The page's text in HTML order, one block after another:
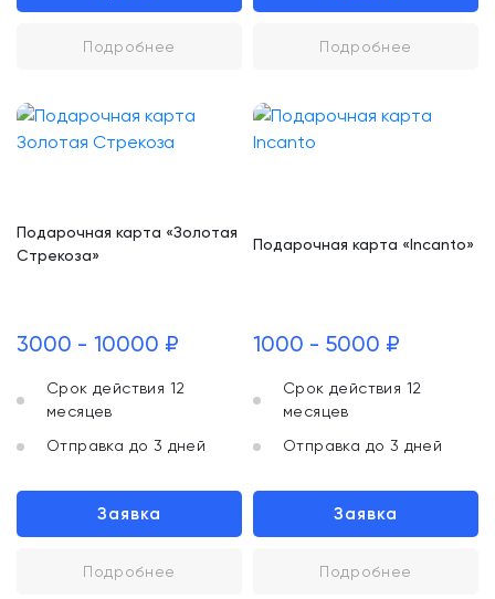
Подробнее Подробнее
Подарочная карта «Золотая
Стрекоза»
3000 - 10000 ₽
Срок действия 12
месяцев
Отправка до 3 дней
Заявка
Подробнее
Подарочная карта «Incanto»
1000 - 5000 ₽
Срок действия 12
месяцев
Отправка до 3 дней
Заявка
Подробнее